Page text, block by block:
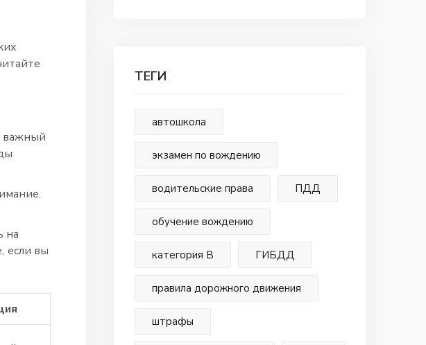
важный
.
на
если вы
ТЕГИ
автошкола
экзамен по вождению
водительские права ПДД
обучение вождению
категория В ГИБДД
правила дорожного движения
штрафы